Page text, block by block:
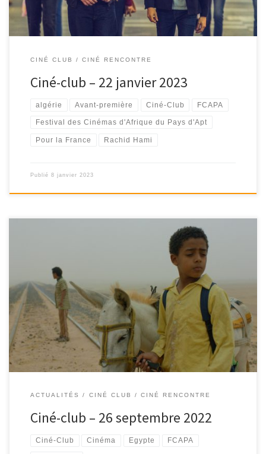
CINÉ CLUB / CINÉ RENCONTRE
Ciné-club – 22 janvier 2023
algérie Avant-première Ciné-Club FCAPA
Festival des Cinémas d'Afrique du Pays d'Apt
Pour la France Rachid Hami
Publié 8 janvier 2023
Ciné-Club du FCAPA lundi 26 septembre 2022 au Cinéma Le César
à Apt - 18h30
ACTUALITÉS CINÉ CLUB / CINÉ RENCONTRE
Ciné-club – 26 septembre 2022
Ciné-Club Cinéma Egypte FCAPA